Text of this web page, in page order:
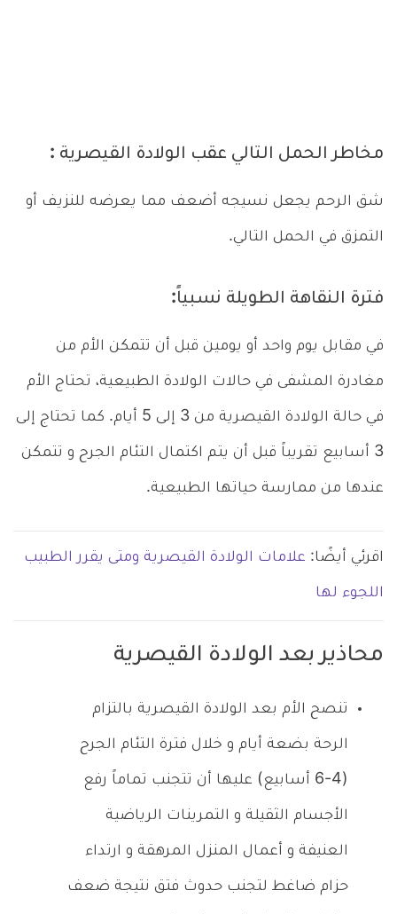
مخاطر الحمل التالي عقب الولادة القيصرية :
شق الرحم يجعل نسيجه أضعف مما يعرضه للنزيف أو
التمزق في الحمل التالي.
فترة النقاهة الطويلة نسبياً:
في مقابل يوم واحد أو يومين قبل أن تتمكن الأم من
مغادرة المشفى في حالات الولادة الطبيعية، تحتاج الأم
في حالة الولادة القيصرية من 3 إلى 5 أيام. كما تحتاج إلى
3 أسابيع تقريباً قبل أن يتم اكتمال التئام الجرح و تتمكن
عندها من ممارسة حياتها الطبيعية.
اقرئي أيضًا: علامات الولادة القيصرية ومتى يقرر الطبيب
اللجوء لها
محاذير بعد الولادة القيصرية
تنصح الأم بعد الولادة القيصرية بالتزام
الرحة بضعة أيام و خلال فترة التئام الجرح
(4-6 أسابيع) عليها أن تتجنب تماماً رفع
الأجسام الثقيلة و التمرينات الرياضية
العنيفة و أعمال المنزل المرهقة و ارتداء
حزام ضاغط لتجنب حدوث فتق نتيجة ضعف